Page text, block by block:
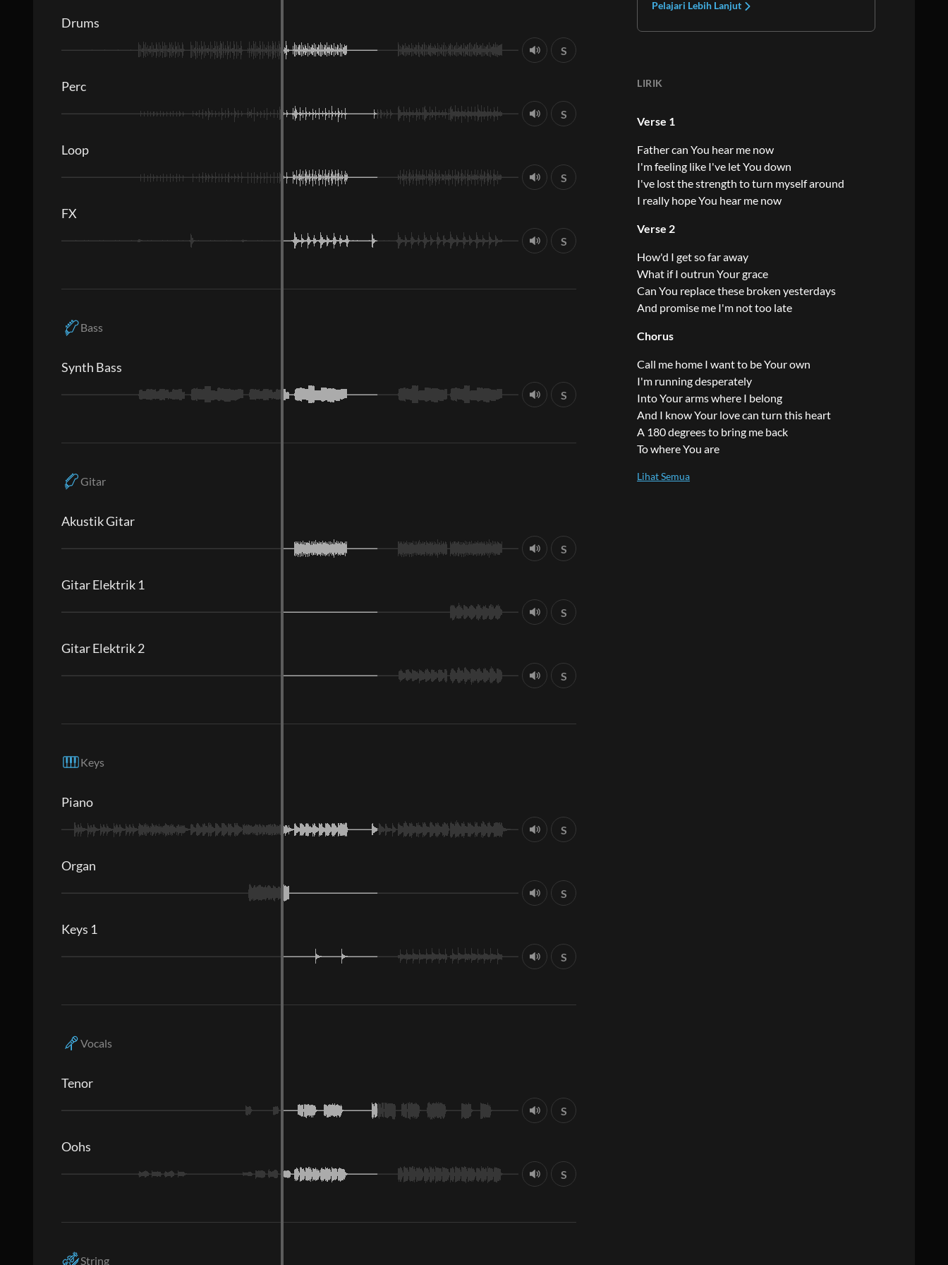
Pelajari Lebih Lanjut
LIRIK
Verse 1
Father can You hear me now
I'm feeling like I've let You down
I've lost the strength to turn myself around
I really hope You hear me now
Verse 2
How'd I get so far away
What if I outrun Your grace
Can You replace these broken yesterdays
And promise me I'm not too late
Chorus
Call me home I want to be Your own
I'm running desperately
Into Your arms where I belong
And I know Your love can turn this heart
A 180 degrees to bring me back
To where You are
Drums
S
Perc
S
Loop
S
FX
S
Bass
Synth Bass
S
Gitar
Akustik Gitar
S
Gitar Elektrik 1
S
Gitar Elektrik 2
S
Keys
Piano
S
Organ
S
Keys 1
S
Vocals
Tenor
S
Oohs
S
String